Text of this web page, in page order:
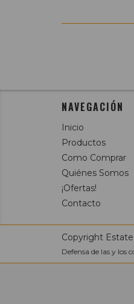
NAVEGACIÓN
Inicio
Productos
Como Comprar
Quiénes Somos
¡Ofertas!
Contacto
Copyright Estate
Defensa de las y los